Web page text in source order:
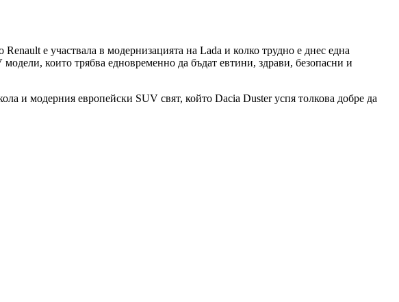
е участвала в модернизацията на Lada и колко трудно е днес една
които трябва едновременно да бъдат евтини, здрави, безопасни и
и модерния европейски SUV свят, който Dacia Duster успя толкова добре да